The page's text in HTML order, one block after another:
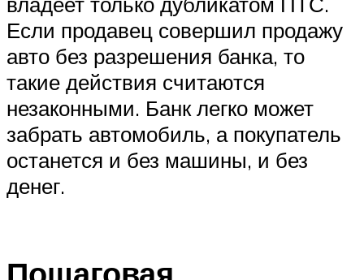
Если продавец совершил продажу
авто без разрешения банка, то
такие действия считаются
незаконными. Банк легко может
забрать автомобиль, а покупатель
останется и без машины, и без
денег.